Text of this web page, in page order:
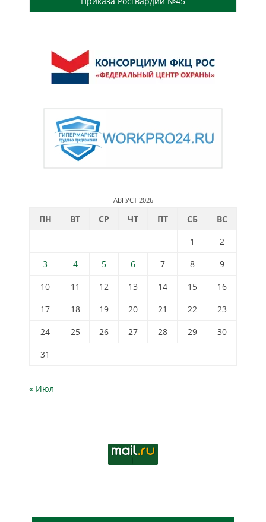
АВГУСТ 2026
ПН ВТ СР ЧТ ПТ СБ
ВС
1
2
3
4 5 6 7 8
9
10
11 12 13 14 15
16
17
18 19 20 21 22
23
24
25 26 27 28 29
30
31
« Июл